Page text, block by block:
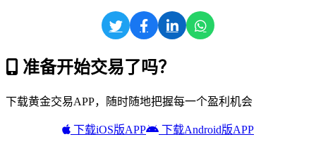
准备开始交易了吗？
下载黄金交易APP，随时随地把握每一个盈利机会
下载iOS版APP 下载Android版APP